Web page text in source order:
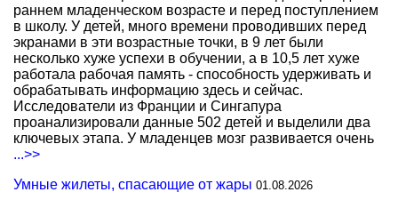
раннем младенческом возрасте и перед поступлением
в школу. У детей, много времени проводивших перед
экранами в эти возрастные точки, в 9 лет были
несколько хуже успехи в обучении, а в 10,5 лет хуже
работала рабочая память - способность удерживать и
обрабатывать информацию здесь и сейчас.
Исследователи из Франции и Сингапура
проанализировали данные 502 детей и выделили два
ключевых этапа. У младенцев мозг развивается очень
...>>
Умные жилеты, спасающие от жары 01.08.2026